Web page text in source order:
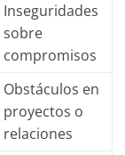
Inseguridades
sobre
compromisos
Obstáculos en
proyectos o
relaciones